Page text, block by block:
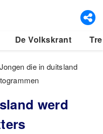
De Volkskrant
Jongen die in duitsland
werd